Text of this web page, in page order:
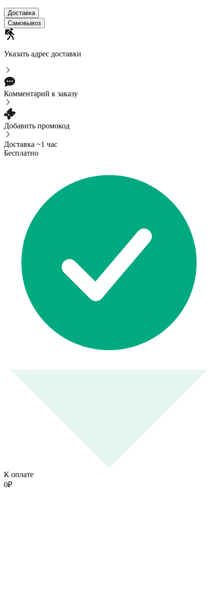
Доставка
Самовывоз
Указать адрес доставки
Комментарий к заказу
Добавить промокод
Доставка ~1 час
Бесплатно
К оплате
0₽